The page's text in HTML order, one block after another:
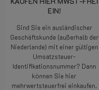
EIN!
Sind Sie ein ausländischer
Geschäftskunde (außerhalb der
Niederlande) mit einer gültigen
Umsatzsteuer-
Identifikationsnummer? Dann
können Sie hier
mehrwertsteuerfrei einkaufen.